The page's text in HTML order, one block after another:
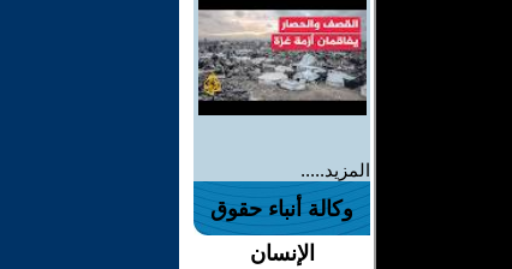
المزيد.....
وكالة أنباء حقوق
الإنسان